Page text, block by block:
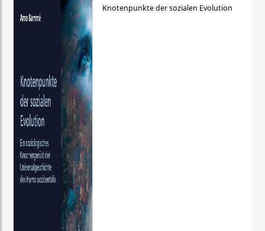
Knotenpunkte der sozialen Evolution